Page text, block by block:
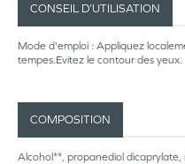
CONSEIL D’UTILISATION
Mode d'emploi : Appliquez
tempes.Evitez le contour des yeux.
COMPOSITION
Alcohol**, propanediol dicaprylate,